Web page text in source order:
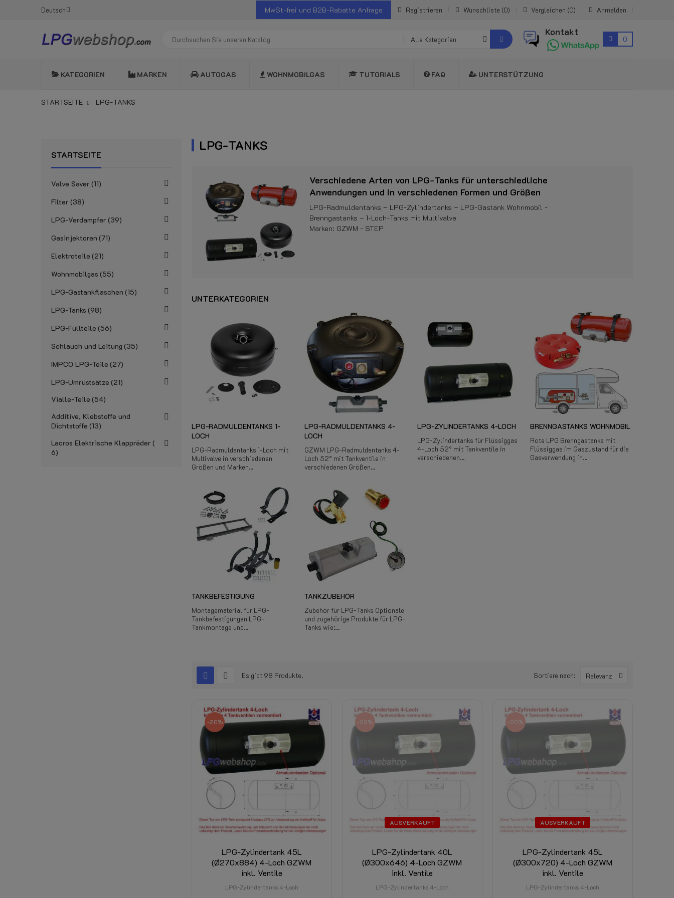
Deutsch MwSt-frei und B2B-Rabatte Anfrage Registrieren Wunschliste 0 Vergleichen 0 Anmelden
Alle Kategorien
Kontakt
0
KATEGORIEN MARKEN AUTOGAS WOHNMOBILGAS TUTORIALS FAQ UNTERSTÜTZUNG
STARTSEITE LPG-TANKS
STARTSEITE
Valve Saver 11
Filter 38
LPG-Verdampfer 39
Gasinjektoren 71
Elektroteile 21
Wohnmobilgas 55
LPG-Gastankflaschen 15
LPG-Tanks 98
LPG-Füllteile 56
Schlauch und Leitung 35
IMPCO LPG-Teile 27
LPG-Umrüstsätze 21
Vialle-Teile 54
Additive, Klebstoffe und
Dichtstoffe 13
Lacros Elektrische Klappräder
6
LPG-TANKS
Verschiedene Arten von LPG-Tanks für unterschiedliche
Anwendungen und in verschiedenen Formen und Größen
LPG-Radmuldentanks – LPG-Zylindertanks – LPG-Gastank Wohnmobil -
Brenngastanks – 1-Loch-Tanks mit Multivalve
Marken: GZWM - STEP
UNTERKATEGORIEN
LPG-RADMULDENTANKS 1-
LOCH
LPG-Radmuldentanks 1-Loch mit
Multivalve in verschiedenen
Größen und Marken...
LPG-RADMULDENTANKS 4-
LOCH
GZWM LPG-Radmuldentanks 4-
Loch 52° mit Tankventile in
verschiedenen Größen...
LPG-ZYLINDERTANKS 4-LOCH
LPG-Zylindertanks für Flüssiggas
4-Loch 52° mit Tankventile in
verschiedenen...
BRENNGASTANKS WOHNMOBIL
Rote LPG Brenngastanks mit
Flüssiggas im Gaszustand für die
Gasverwendung in...
TANKBEFESTIGUNG
Montagematerial für LPG-
Tankbefestigungen LPG-
Tankmontage und...
TANKZUBEHÖR
Zubehör für LPG-Tanks Optionale
und zugehörige Produkte für LPG-
Tanks wie:...
Es gibt 98 Produkte. Sortiere nach: Relevanz
-20%
LPG-Zylindertank 45L
(Ø270x884) 4-Loch GZWM
inkl. Ventile
LPG-Zylindertanks 4-Loch
AUSVERKAUFT
-20%
LPG-Zylindertank 40L
(Ø300x646) 4-Loch GZWM
inkl. Ventile
LPG-Zylindertanks 4-Loch
AUSVERKAUFT
-20%
LPG-Zylindertank 45L
(Ø300x720) 4-Loch GZWM
inkl. Ventile
LPG-Zylindertanks 4-Loch